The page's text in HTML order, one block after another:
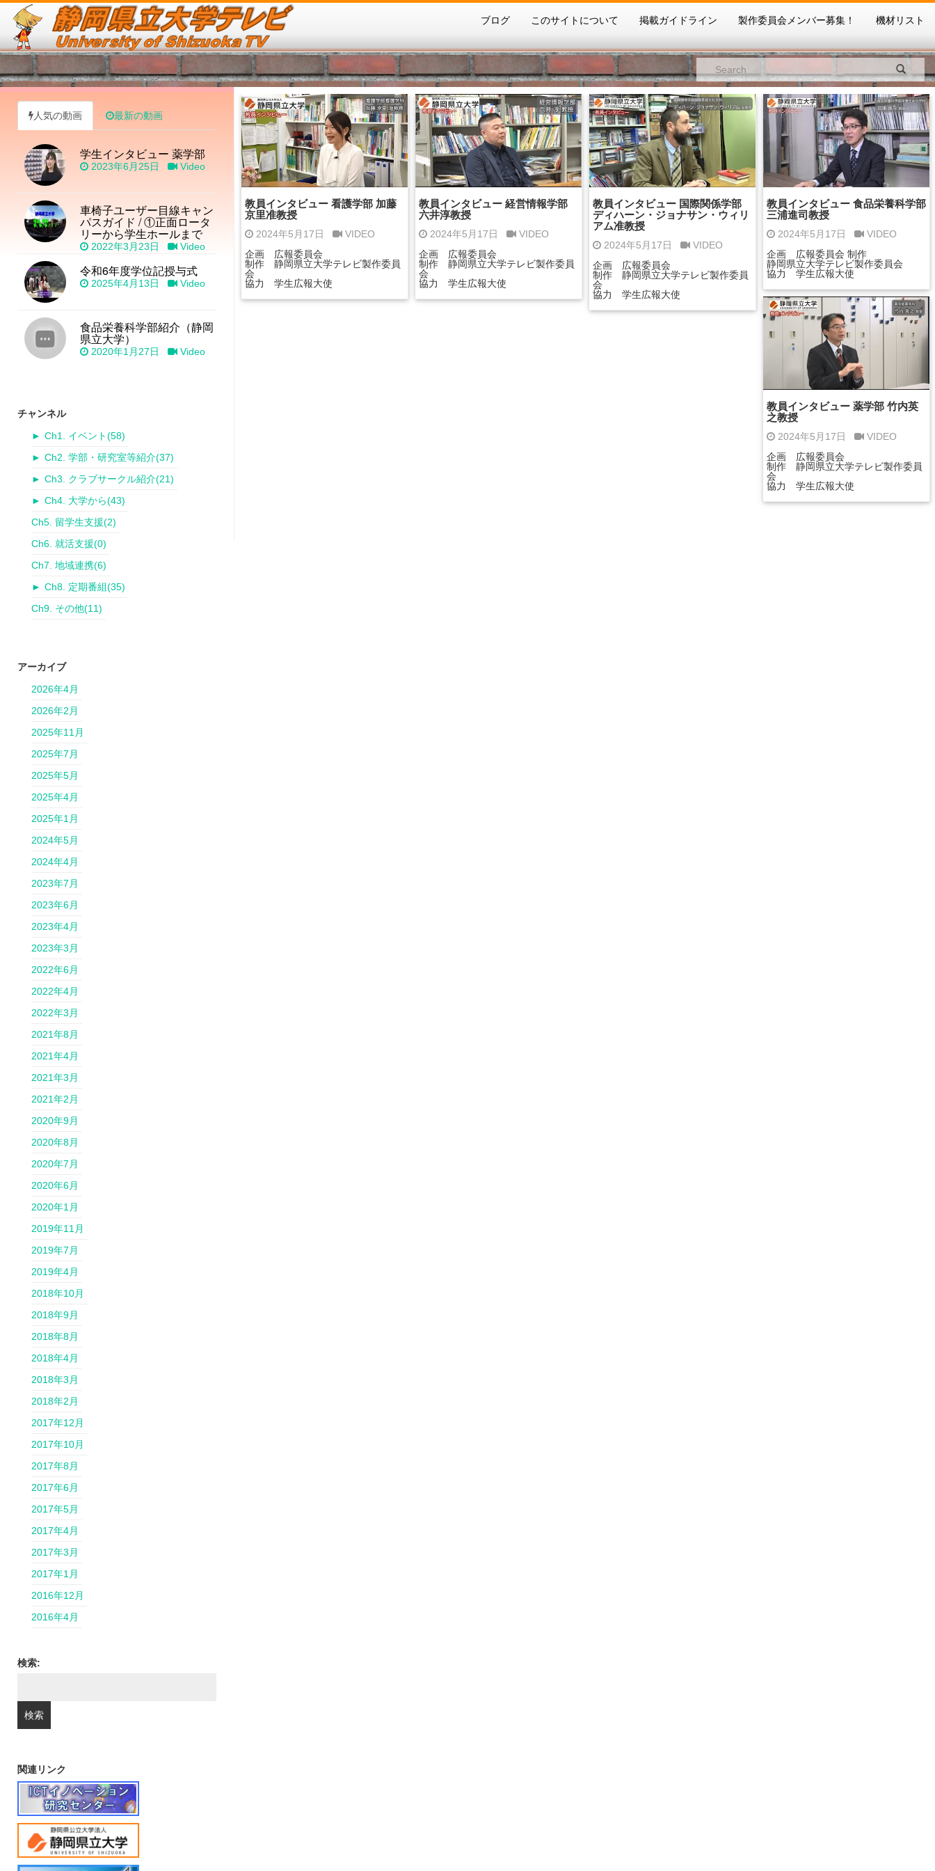
ブログ このサイトについて 掲載ガイドライン 製作委員会メンバー募集！ 機材リスト
教員インタビュー 看護学部 加藤
京里准教授
2024年5月17日
VIDEO
企画 広報委員会
制作 静岡県立大学テレビ製作委員
会
協力 学生広報大使
教員インタビュー 経営情報学部
六井淳教授
2024年5月17日
VIDEO
企画 広報委員会
制作 静岡県立大学テレビ製作委員
会
協力 学生広報大使
教員インタビュー 国際関係学部
ディハーン・ジョナサン・ウィリ
アム准教授
2024年5月17日
VIDEO
企画 広報委員会
制作 静岡県立大学テレビ製作委員
会
協力 学生広報大使
教員インタビュー 食品栄養科学部
三浦進司教授
2024年5月17日
VIDEO
企画 広報委員会 制作
静岡県立大学テレビ製作委員会
協力 学生広報大使
教員インタビュー 薬学部 竹内英
之教授
2024年5月17日
VIDEO
企画 広報委員会
制作 静岡県立大学テレビ製作委員
会
協力 学生広報大使
人気の動画 最新の動画
学生インタビュー 薬学部
2023年6月25日 Video
車椅子ユーザー目線キャン
パスガイド / ①正面ロータ
リーから学生ホールまで
2022年3月23日 Video
令和6年度学位記授与式
2025年4月13日 Video
食品栄養科学部紹介（静岡
県立大学）
2020年1月27日 Video
チャンネル
► Ch1. イベント(58)
► Ch2. 学部・研究室等紹介(37)
► Ch3. クラブサークル紹介(21)
► Ch4. 大学から(43)
Ch5. 留学生支援(2)
Ch6. 就活支援(0)
Ch7. 地域連携(6)
► Ch8. 定期番組(35)
Ch9. その他(11)
アーカイブ
2026年4月
2026年2月
2025年11月
2025年7月
2025年5月
2025年4月
2025年1月
2024年5月
2024年4月
2023年7月
2023年6月
2023年4月
2023年3月
2022年6月
2022年4月
2022年3月
2021年8月
2021年4月
2021年3月
2021年2月
2020年9月
2020年8月
2020年7月
2020年6月
2020年1月
2019年11月
2019年7月
2019年4月
2018年10月
2018年9月
2018年8月
2018年4月
2018年3月
2018年2月
2017年12月
2017年10月
2017年8月
2017年6月
2017年5月
2017年4月
2017年3月
2017年1月
2016年12月
2016年4月
検索:
関連リンク